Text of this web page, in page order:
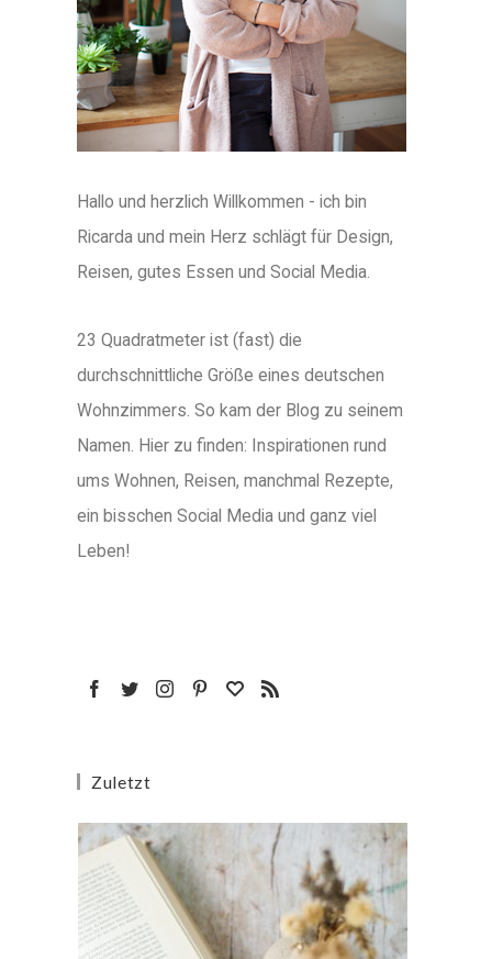
Hallo und herzlich Willkommen - ich bin
Ricarda und mein Herz schlägt für Design,
Reisen, gutes Essen und Social Media.
23 Quadratmeter ist (fast) die
durchschnittliche Größe eines deutschen
Wohnzimmers. So kam der Blog zu seinem
Namen. Hier zu finden: Inspirationen rund
ums Wohnen, Reisen, manchmal Rezepte,
ein bisschen Social Media und ganz viel
Leben!
Zuletzt